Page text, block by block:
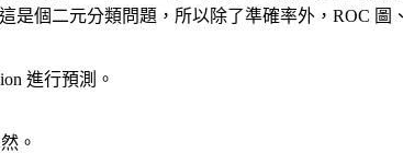
是個二元分類問題，所以除了準確率外，ROC 圖
進行預測。
。